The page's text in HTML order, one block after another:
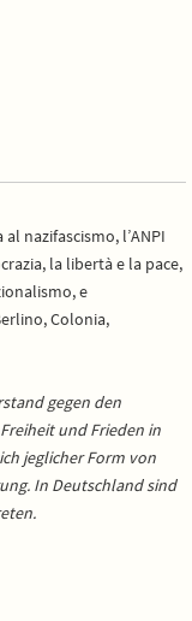
nazifascismo, l’ANPI
la libertà e la pace,
e
Colonia,
gegen den
und Frieden in
jeglicher Form von
In Deutschland sind